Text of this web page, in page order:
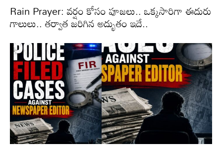
Rain Prayer: వర్షం కోసం పూజలు.. ఒక్కసారిగా ఈదురు
గాలులు.. తర్వాత జరిగిన అద్భుతం ఇదే..